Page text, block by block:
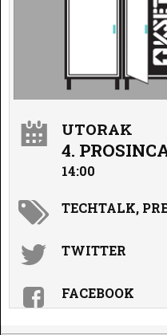
UTORAK
4.
14:00
TECHTALK,
TWITTER
FACEBOOK